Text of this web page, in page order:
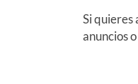
Si quieres
anuncios